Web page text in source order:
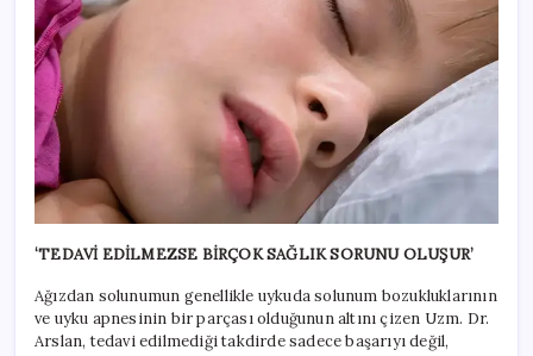
‘TEDAVİ EDİLMEZSE BİRÇOK SAĞLIK SORUNU OLUŞUR’
Ağızdan solunumun genellikle uykuda solunum bozukluklarının
ve uyku apnesinin bir parçası olduğunun altını çizen Uzm. Dr.
Arslan, tedavi edilmediği takdirde sadece başarıyı değil,